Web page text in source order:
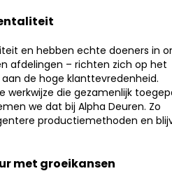
en hebben echte doeners in
afdelingen – richten zich op het
de hoge klanttevredenheid.
werkwijze die gezamenlijk
we dat bij Alpha Deuren. Zo
productiemethoden en
met groeikansen